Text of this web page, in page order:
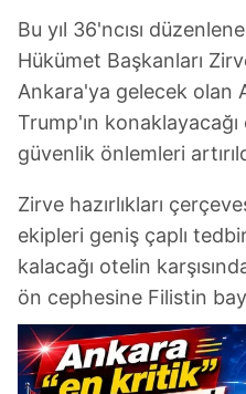
Bu yıl 36'ncısı
Hükümet Başkanları
Ankara'ya gelecek olan
Trump'ın
güvenlik önlemleri
Zirve hazırlıkları
ekipleri geniş çaplı
kalacağı otelin
ön cephesine Filistin